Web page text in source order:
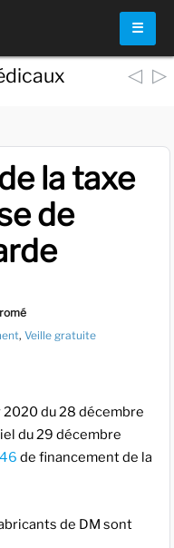
☰
◁ ▷
la taxe
de
, Veille gratuite
du 28 décembre
du 29 décembre
de financement de la
de DM sont